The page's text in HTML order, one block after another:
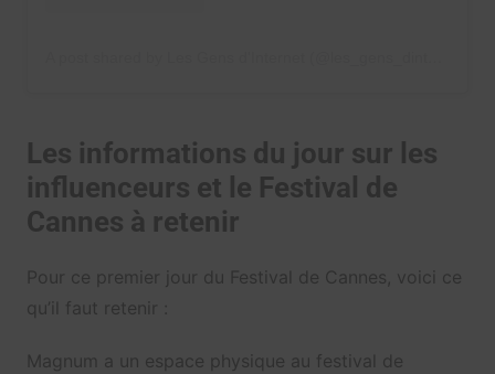
Les informations du jour sur les
influenceurs et le Festival de
Cannes à retenir
Pour ce premier jour du Festival de Cannes, voici ce
qu’il faut retenir :
Magnum a un espace physique au festival de